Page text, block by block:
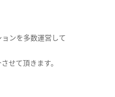
ンを多数運営して
せて頂きます。